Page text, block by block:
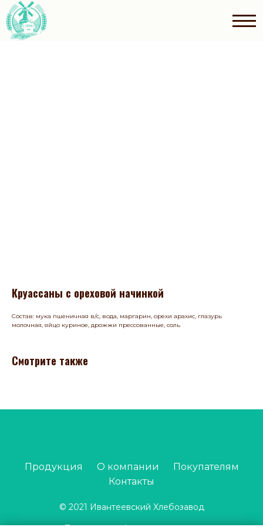
Круассаны с ореховой начинкой
Состав: мука пшеничная в/с, вода, маргарин, орехи арахис, глазурь
молочная, яйцо куриное, дрожжи прессованные, соль
Смотрите также
Продукция О компании
Покупателям
Контакты
© 2021 Ивантеевский Хлебозавод